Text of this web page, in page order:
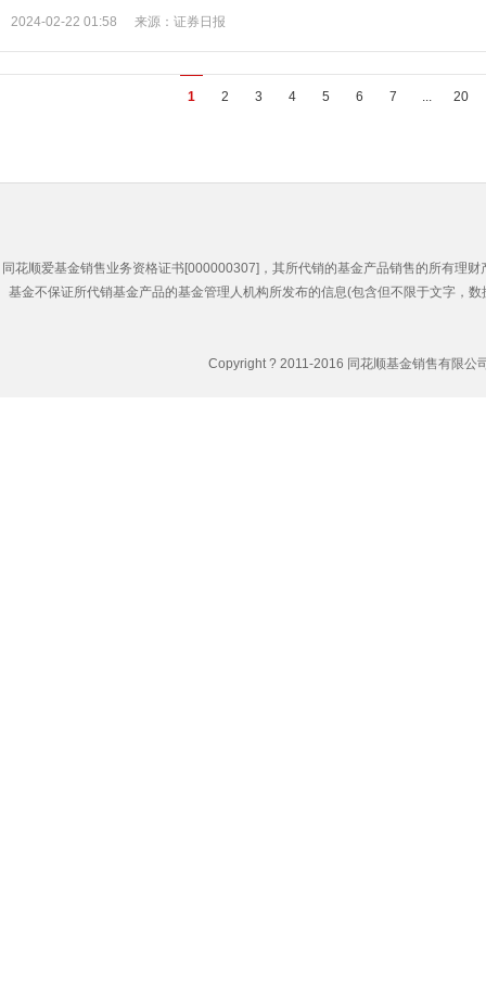
2024-02-22 01:58 来源：证券日报
1 2 3 4 5 6 7 ... 20
同花顺爱基金销售业务资格证书[000000307]，其所代销的基金产品销售的所有理
基金不保证所代销基金产品的基金管理人机构所发布的信息(包含但不限于文字，
Copyright ? 2011-2016 同花顺基金销售有限